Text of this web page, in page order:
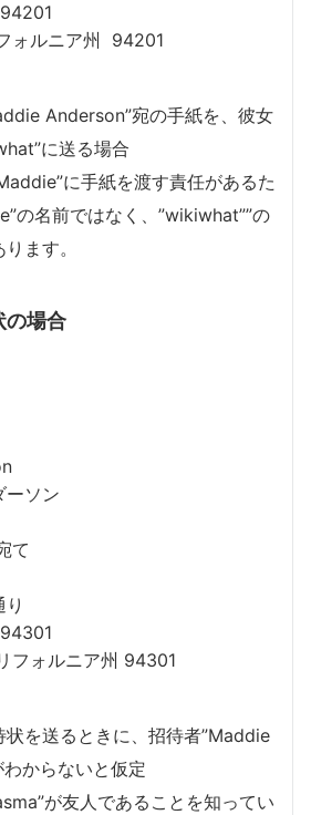
ォルニア州 94201
Anderson”宛の手紙を、彼女
に送る場合
に手紙を渡す責任があるた
の名前ではなく、”wikiwhat””の
ます。
の場合
ーソン
て
フォルニア州 94301
状を送るときに、招待者”Maddie
からないと仮定
が友人であることを知ってい